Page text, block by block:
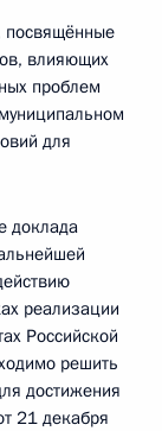
посвящённые
влияющих
проблем
для
доклада
реализации
Российской
решить
достижения
21 декабря